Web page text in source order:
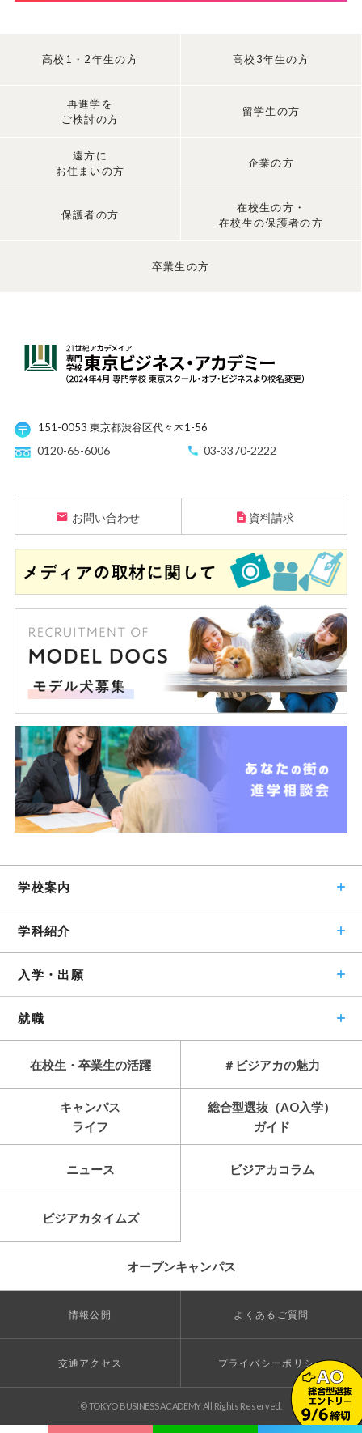
高校1・2年生の方 高校3年生の方
再進学を
ご検討の方
留学生の方
遠方に
お住まいの方
企業の方
保護者の方
在校生の方・
在校生の保護者の方
卒業生の方
151-0053 東京都渋谷区代々木1-56
0120-65-6006 03-3370-2222
お問い合わせ 資料請求
学校案内
学科紹介
入学・出願
就職
在校生・卒業生の活躍 ＃ビジアカの魅力
キャンパス
ライフ
総合型選抜（AO入学）
ガイド
ニュース ビジアカコラム
ビジアカタイムズ
オープンキャンパス
情報公開 よくあるご質問
交通アクセス プライバシーポリシー
© TOKYO BUSINESS ACADEMY All Rights Reserved.